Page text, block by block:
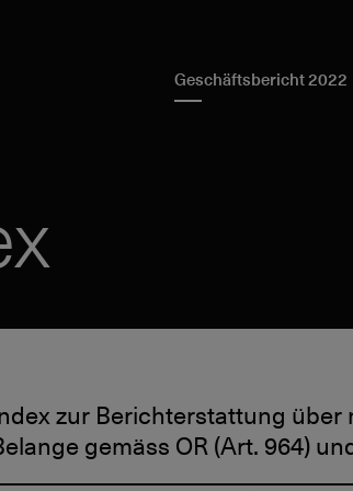
Geschäftsbericht 2022
zur Berichterstattung über
gemäss OR (Art. 964)